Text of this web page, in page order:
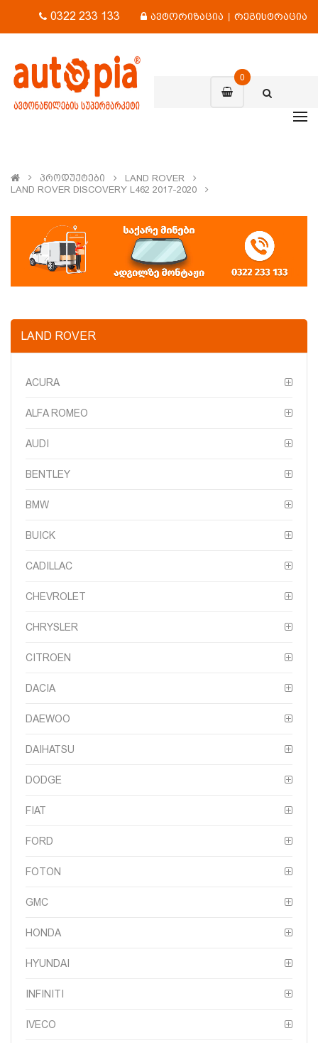
0322 233 133 ავტორიზაცია | რეგისტრაცია
0
Პროდუქტები
LAND ROVER
LAND ROVER DISCOVERY L462 2017-2020
LAND ROVER
ACURA
ALFA ROMEO
AUDI
BENTLEY
BMW
BUICK
CADILLAC
CHEVROLET
CHRYSLER
CITROEN
DACIA
DAEWOO
DAIHATSU
DODGE
FIAT
FORD
FOTON
GMC
HONDA
HYUNDAI
INFINITI
IVECO